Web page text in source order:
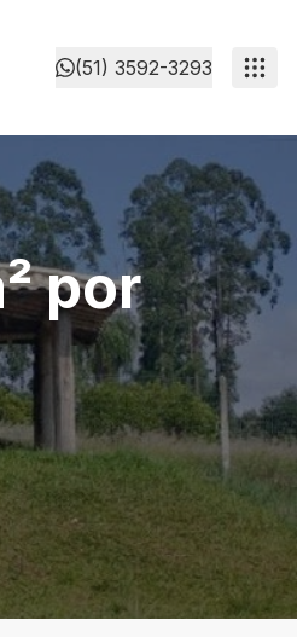
(51) 3592-3293
por